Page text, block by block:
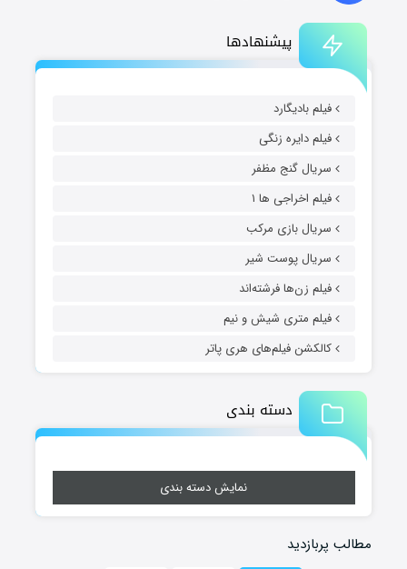
پیشنهادها
فیلم بادیگارد
فیلم دایره زنگی
سریال گنج مظفر
فیلم اخراجی ها ۱
سریال بازی مرکب
سریال پوست شیر
فیلم زن‌ها فرشته‌اند
فیلم متری شیش و نیم
کالکشن فیلم‌های هری پاتر
دسته بندی
نمایش دسته بندی
مطالب پربازدید